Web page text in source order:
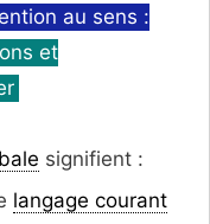
au sens :
et
signifient :
langage courant